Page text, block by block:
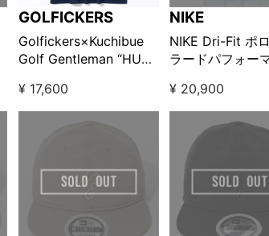
GOLFICKERS
Golfickers×Kuchibue
Golf Gentleman “HUT”
ックネック ネイビー
¥ 17,600
NIKE
NIKE Dri-Fit ポ
ラードパフォー
¥ 20,900